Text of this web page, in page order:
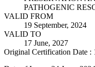
PATHOGENIC
VALID FROM
19 September, 2024
VALID TO
17 June, 2027
Original Certification Date :